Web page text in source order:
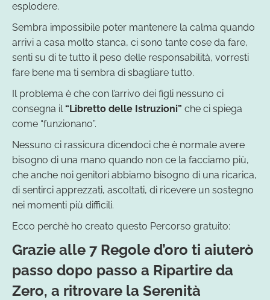
esplodere.
Sembra impossibile poter mantenere la calma quando
arrivi a casa molto stanca, ci sono tante cose da fare,
senti su di te tutto il peso delle responsabilità, vorresti
fare bene ma ti sembra di sbagliare tutto.
Il problema è che con l’arrivo dei figli nessuno ci
consegna il “Libretto delle Istruzioni” che ci spiega
come “funzionano”.
Nessuno ci rassicura dicendoci che è normale avere
bisogno di una mano quando non ce la facciamo più,
che anche noi genitori abbiamo bisogno di una ricarica,
di sentirci apprezzati, ascoltati, di ricevere un sostegno
nei momenti più difficili.
Ecco perchè ho creato questo Percorso gratuito:
Grazie alle 7 Regole d’oro ti aiuterò
passo dopo passo a Ripartire da
Zero, a ritrovare la Serenità